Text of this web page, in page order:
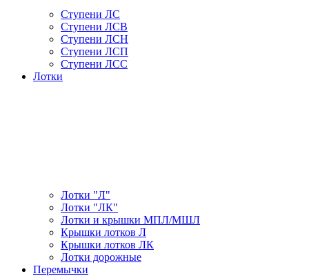
Ступени ЛС
Ступени ЛСВ
Ступени ЛСН
Ступени ЛСП
Ступени ЛСС
Лотки
Лотки "Л"
Лотки "ЛК"
Лотки и крышки МПЛ/МШЛ
Крышки лотков Л
Крышки лотков ЛК
Лотки дорожные
Перемычки